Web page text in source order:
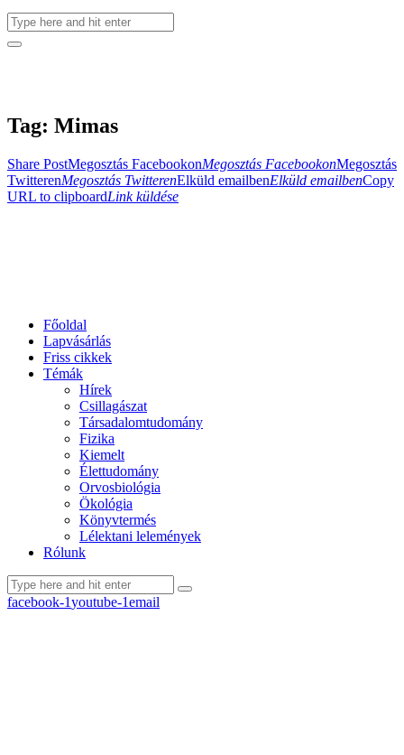
Tag: Mimas
Share PostMegosztás FacebookonMegosztás FacebookonMegosztás
TwitterenMegosztás TwitterenElküld emailbenElküld emailbenCopy
URL to clipboardLink küldése
Főoldal
Lapvásárlás
Friss cikkek
Témák
Hírek
Csillagászat
Társadalomtudomány
Fizika
Kiemelt
Élettudomány
Orvosbiológia
Ökológia
Könyvtermés
Lélektani lelemények
Rólunk
facebook-1youtube-1email